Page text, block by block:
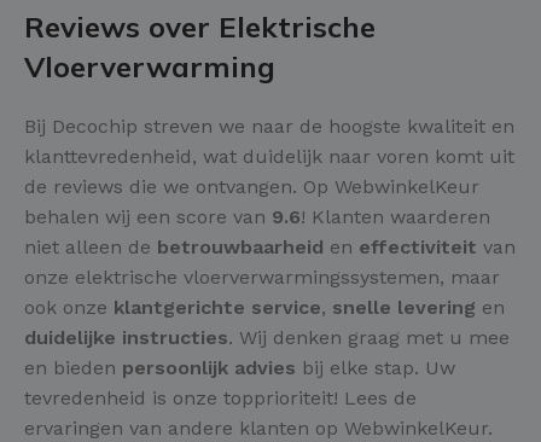
Reviews over Elektrische
Vloerverwarming
Bij Decochip streven we naar de hoogste kwaliteit en
klanttevredenheid, wat duidelijk naar voren komt uit
de reviews die we ontvangen. Op WebwinkelKeur
behalen wij een score van 9.6! Klanten waarderen
niet alleen de betrouwbaarheid en effectiviteit van
onze elektrische vloerverwarmingssystemen, maar
ook onze klantgerichte service, snelle levering en
duidelijke instructies. Wij denken graag met u mee
en bieden persoonlijk advies bij elke stap. Uw
tevredenheid is onze topprioriteit! Lees de
ervaringen van andere klanten op WebwinkelKeur.